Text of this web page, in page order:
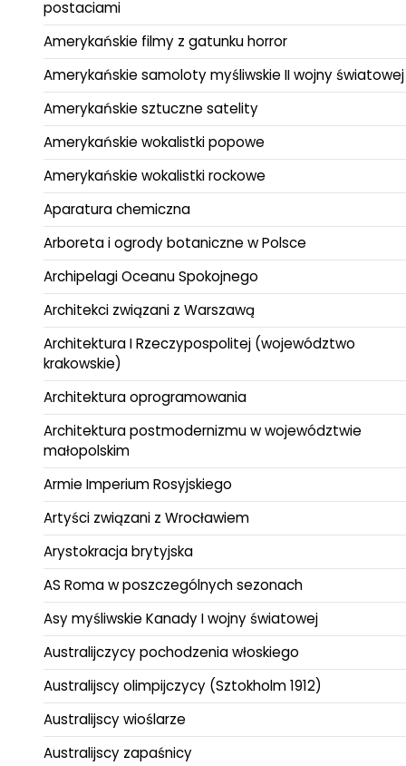
postaciami
Amerykańskie filmy z gatunku horror
Amerykańskie samoloty myśliwskie II wojny światowej
Amerykańskie sztuczne satelity
Amerykańskie wokalistki popowe
Amerykańskie wokalistki rockowe
Aparatura chemiczna
Arboreta i ogrody botaniczne w Polsce
Archipelagi Oceanu Spokojnego
Architekci związani z Warszawą
Architektura I Rzeczypospolitej (województwo
krakowskie)
Architektura oprogramowania
Architektura postmodernizmu w województwie
małopolskim
Armie Imperium Rosyjskiego
Artyści związani z Wrocławiem
Arystokracja brytyjska
AS Roma w poszczególnych sezonach
Asy myśliwskie Kanady I wojny światowej
Australijczycy pochodzenia włoskiego
Australijscy olimpijczycy (Sztokholm 1912)
Australijscy wioślarze
Australijscy zapaśnicy